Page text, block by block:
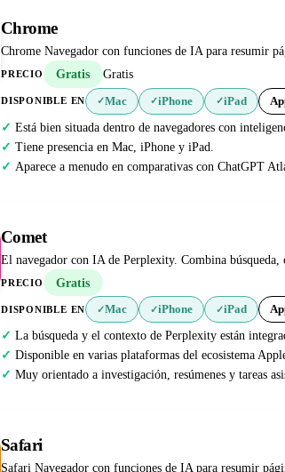
Chrome
Chrome Navegador con funciones de IA para resumir
PRECIO Gratis Gratis
DISPONIBLE EN ✓Mac ✓iPhone ✓iPad
Está bien situada dentro de navegadores con
Tiene presencia en Mac, iPhone y iPad.
Aparece a menudo en comparativas con ChatGPT
Comet
El navegador con IA de Perplexity. Combina búsqueda,
PRECIO Gratis
DISPONIBLE EN ✓Mac ✓iPhone ✓iPad
La búsqueda y el contexto de Perplexity están
Disponible en varias plataformas del ecosistema
Muy orientado a investigación, resúmenes y tareas
Safari
Safari Navegador con funciones de IA para resumir